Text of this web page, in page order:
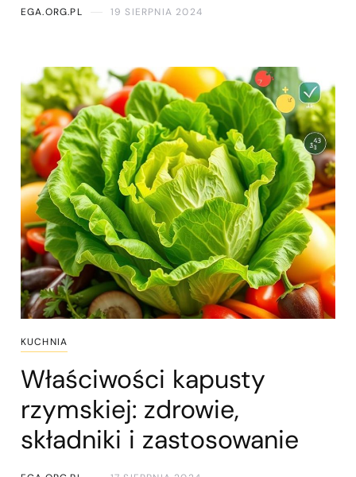
EGA.ORG.PL 19 SIERPNIA 2024
KUCHNIA
Właściwości kapusty
rzymskiej: zdrowie,
składniki i zastosowanie